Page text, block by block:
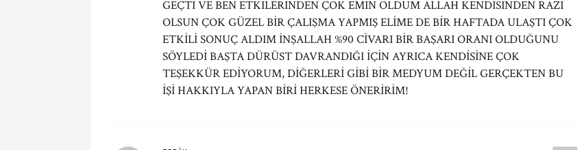
GEÇTİ VE BEN ETKİLERİNDEN ÇOK EMİN OLDUM ALLAH KENDİSİNDEN RAZI
OLSUN ÇOK GÜZEL BİR ÇALIŞMA YAPMIŞ ELİME DE BİR HAFTADA ULAŞTI ÇOK
ETKİLİ SONUÇ ALDIM İNŞALLAH %90 CİVARI BİR BAŞARI ORANI OLDUĞUNU
SÖYLEDİ BAŞTA DÜRÜST DAVRANDIĞI İÇİN AYRICA KENDİSİNE ÇOK
TEŞEKKÜR EDİYORUM, DİĞERLERİ GİBİ BİR MEDYUM DEĞİL GERÇEKTEN BU
İŞİ HAKKIYLA YAPAN BİRİ HERKESE ÖNERİRİM!